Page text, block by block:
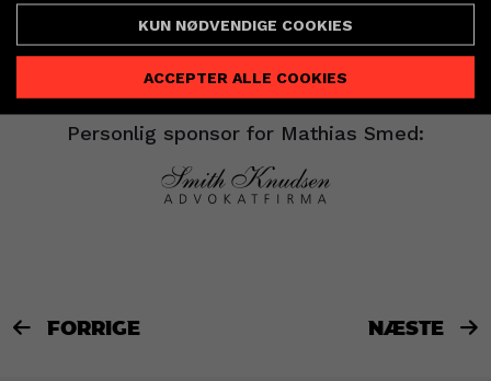
Lyng-hallen, når TTH Holstebro lørdag
eftermiddag jagter en god start på ligaforåret i
Bambuni Herreligaen.
Personlig sponsor for Mathias Smed:
 FORRIGE NÆSTE 
KUN NØDVENDIGE COOKIES
ACCEPTER ALLE COOKIES